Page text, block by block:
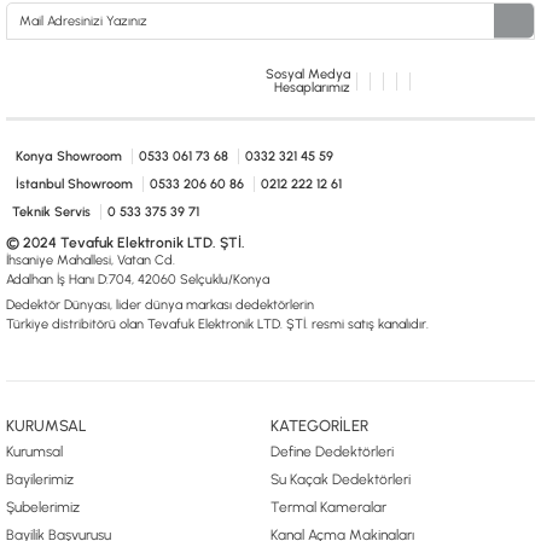
Sosyal Medya
Hesaplarımız
Konya Showroom 0533 061 73 68
0332 321 45 59
İstanbul Showroom
0533 206 60 86
0212 222 12 61
Teknik Servis
0 533 375 39 71
© 2024 Tevafuk Elektronik LTD. ŞTİ.
İhsaniye Mahallesi, Vatan Cd.
Adalhan İş Hanı D:704, 42060 Selçuklu/Konya
Dedektör Dünyası, lider dünya markası dedektörlerin
Türkiye distribitörü olan Tevafuk Elektronik LTD. ŞTİ. resmi satış kanalıdır.
KURUMSAL
Kurumsal
Bayilerimiz
Şubelerimiz
Bayilik Başvurusu
KATEGORİLER
Define Dedektörleri
Su Kaçak Dedektörleri
Termal Kameralar
Kanal Açma Makinaları